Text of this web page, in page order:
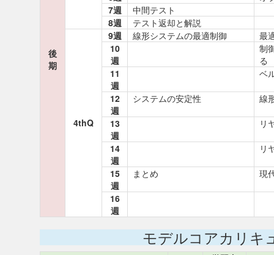
後
期
7週
中間テスト
8週
テスト返却と解説
4thQ
9週 線形システムの最適制御
最
10
週
制
る
11
週
ベ
12
週
システムの安定性 線
13
週
リ
14
週
リ
15
週
まとめ 現
16
週
モデルコアカリキ